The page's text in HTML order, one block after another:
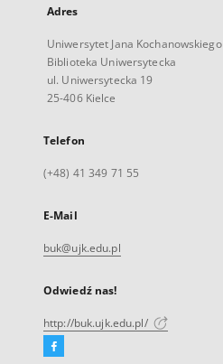
Adres
Uniwersytet Jana Kochanowskiego
Biblioteka Uniwersytecka
ul. Uniwersytecka 19
25-406 Kielce
Telefon
(+48) 41 349 71 55
E-Mail
buk@ujk.edu.pl
Odwiedź nas!
http://buk.ujk.edu.pl/
Facebook